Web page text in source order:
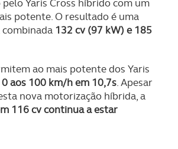
informação, relativa à sua
site de publicidade e de análise, com
na UE e em países terceiros.
realizadas apenas com o seu
tal se afigure estritamente
dos serviços a prestar.
de certo tipo de Cookies e
Yaris Cross híbrido com um
potente. O resultado é uma
132 cv (97 kW) e 185
ao mais potente dos Yaris
0 aos 100 km/h em 10,7s. Apesar
nova motorização híbrida, a
116 cv continua a estar